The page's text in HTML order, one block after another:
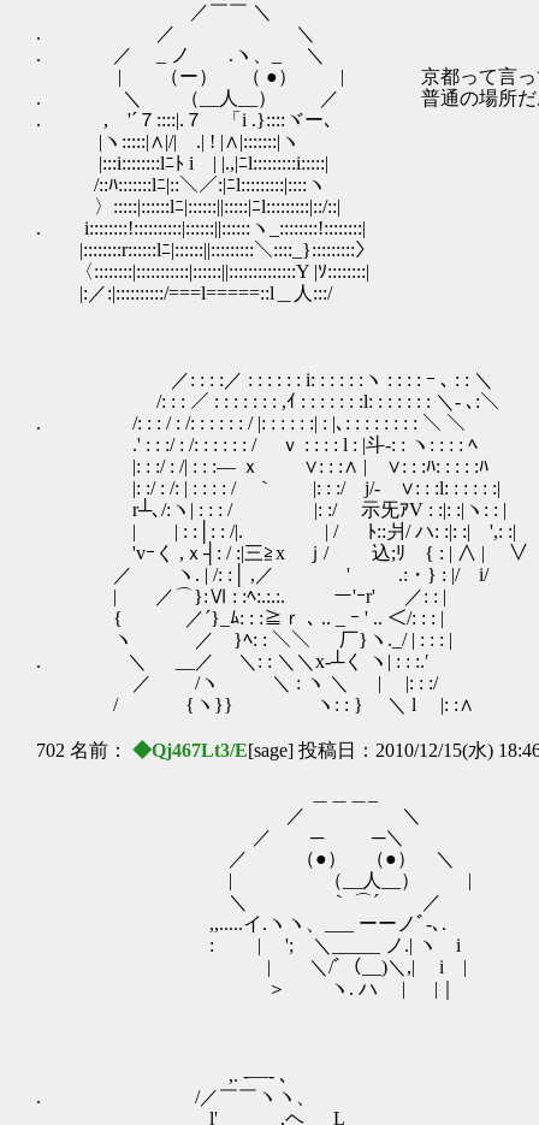
／￣￣ ＼
. ／ ＼
. ／ _ ノ .ヽ、_ ＼
| （ー） （ ●） | 京都って言っても、
. ＼ （__人__） ／ 普通の場所だ
. , '´７::::|.７ 「i .}::::ヾー､
|ヽ:::::|∧|/| .| ! |∧|:::::::|ヽ
|:::i::::::::lﾆﾄ i | |.,|ﾆl:::::::::i:::::|
/::ﾊ:::::::lﾆ|::＼／:|ﾆl:::::::::|::::ヽ
〉:::::|::::::lﾆ|::::::||:::::|ﾆl:::::::::|::/::|
. i::::::::!::::::::::|::::::||::::::ヽ_::::::::!::::::::|
|::::::::r::::::lﾆ|::::::||:::::::::＼::::_}:::::::::〉
〈::::::::|:::::::::::|::::::||::::::::::::::Y |ｿ::::::::|
|:／:|::::::::::/===l=====::l＿人:::/
／: : : :／ : : : : : : i: : : : : :ヽ : : : : ｰ ､ : : ＼
/: : : ／ : : : : : : : ,ｲ : : : : : : :l: : : : : : : ＼- ､:＼
. /: : : / : /: : : : : : / |: : : : : :| : |､: : : : : : : : ＼ ＼
.' : : :/ : /: : : : : : / ｖ : : : : l : |斗-: : ヽ: : : : ﾍ
|: : :/ : /| : : :― ｘ ∨: : :∧ | ∨: : :ﾊ: : : : :ﾊ
|: :/ : /: | : : : : / ｀ |: : :/ j/- ∨: : :l: : : : : :| じ
r┴､/:ヽ| : : : / |: :/ 示旡ｱV : :|: :|ヽ: : |
| | : :│: : /|. | / ﾄ::爿/ ハ: :|: :| ',: :|
'vｰく ,ｘ┤: / :|三≧x ｊ/ 込;ﾘ { : | ∧ | ∨
／ ヽ. | /: :│ ,／ ' .:・} : |/ i/
| ／⌒}:Ⅵ : :ﾍ:.:.:. ー'ｰr' ／: : |
{ ／´}_ﾑ: : :≧ｒ ､ .. _ ｰ ' .. ＜/: : : |
ヽ ／ }ﾍ: : ＼＼ 厂}ヽ._/ | : : : |
. ＼ __／ ＼: : ＼＼x-┴く ヽ| : : :.′
／ /ヽ ＼ : ヽ ＼ | |: : :/
/ {ヽ}} ヽ: : } ＼ l |: :∧
702 名前： ◆Qj467Lt3/E[sage] 投稿日：2010/12/15(水)
／ ＼
／ ─ ─＼
／ （●） （●） ＼
| （__人__） |
＼ ｀ ⌒´ ／ こなた、今回の目
,,.....イ.ヽヽ、___ ーーノﾞ-､.
: | '; ＼_____ ノ.| ヽ i
| ＼/ﾞ（__)＼,| i |
＞ ヽ. ハ | |｜
,. -―- ､
. /／￣￣ヽヽ、
l' ＿__ ,ヘ_ゝL__